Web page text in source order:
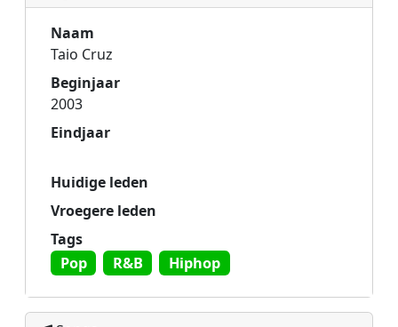
Naam
Taio Cruz
Beginjaar
2003
Eindjaar
Huidige leden
Vroegere leden
Tags
Pop
R&B Hiphop